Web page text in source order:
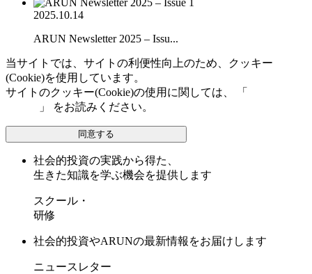
2025.10.14
ARUN Newsletter 2025 – Issu...
当サイトでは、サイトの利便性向上のため、クッキー
(Cookie)を使用しています。
サイトのクッキー(Cookie)の使用に関しては、 「
」 をお読みください。
同意する
社会的投資の実践から得た、
生きた知識を学ぶ機会を提供します
スクール・
研修
社会的投資やARUNの最新情報をお届けします
ニュースレター